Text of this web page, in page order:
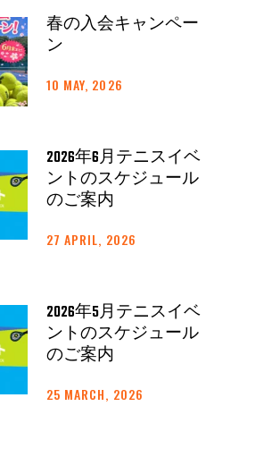
春の入会キャンペー
ン
10 MAY, 2026
2026年6月テニスイベ
ントのスケジュール
のご案内
27 APRIL, 2026
2026年5月テニスイベ
ントのスケジュール
のご案内
25 MARCH, 2026